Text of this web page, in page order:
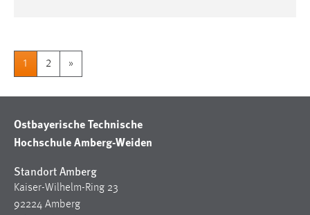
1 2 »
Ostbayerische Technische
Hochschule Amberg-Weiden
Standort Amberg
Kaiser-Wilhelm-Ring 23
92224 Amberg